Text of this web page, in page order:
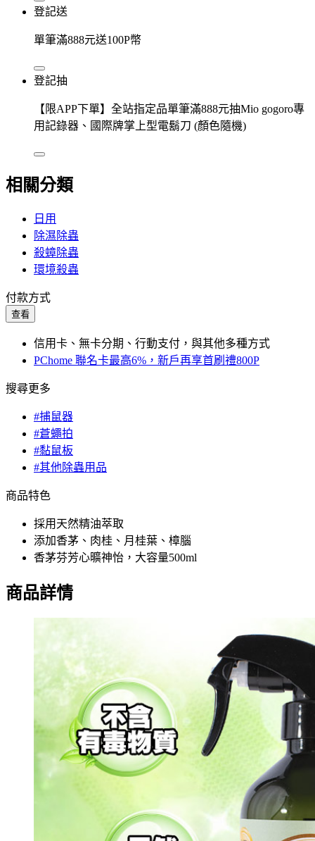
登記送
單筆滿888元送100P幣
登記抽
【限APP下單】全站指定品單筆滿888元抽Mio gogoro專
用記錄器、國際牌掌上型電鬍刀 (顏色隨機)
相關分類
日用
除濕除蟲
殺蟑除蟲
環境殺蟲
付款方式
查看
信用卡、無卡分期、行動支付，與其他多種方式
PChome 聯名卡最高6%，新戶再享首刷禮800P
搜尋更多
#捕鼠器
#蒼蠅拍
#黏鼠板
#其他除蟲用品
商品特色
採用天然精油萃取
添加香茅、肉桂、月桂葉、樟腦
香茅芬芳心曠神怡，大容量500ml
商品詳情